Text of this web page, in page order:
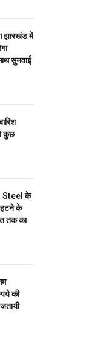
झारखंड में
सुनवाई
कुछ
Steel के
हटने के
तक का
की